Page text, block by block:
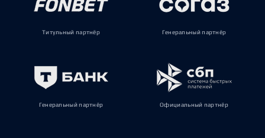
Титульный партнёр Генеральный партнёр
Генеральный партнёр Официальный партнёр